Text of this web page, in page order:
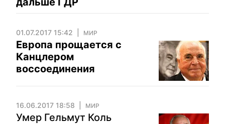
01.07.2017 15:42 МИР
Европа прощается с
Канцлером
воссоединения
16.06.2017 18:58 МИР
Умер Гельмут Коль